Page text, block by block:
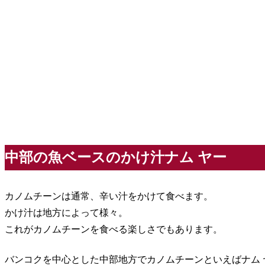
中部の魚ベースのかけ汁ナム ヤー
カノムチーンは通常、辛い汁をかけて食べます。
かけ汁は地方によって様々。
これがカノムチーンを食べる楽しさでもあります。
バンコクを中心とした中部地方でカノムチーンといえばナム